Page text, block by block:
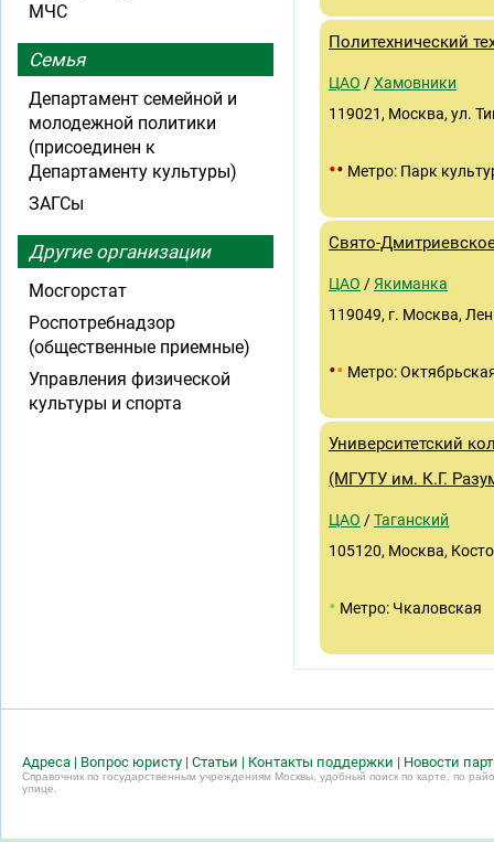
Политехнический
ЦАО /Хамовники
119021, Москва, ул.
•• Метро: Парк
Свято-
ЦАО / Якиманка
119049, г. Москва,
•• Метро:
Университетский
(МГУТУ им. К.Г.
ЦАО /Таганский
105120, Москва,
• Метро: Чкаловская
МЧС
Семья
Департамент семейной и
молодежной политики
(присоединен к
Департаменту культуры)
ЗАГСы
Другие организации
Мосгорстат
Роспотребнадзор
(общественные приемные)
Управления физической
культуры и спорта
Адреса | Вопрос юристу | Статьи | Контакты поддержки | Новости
Справочник по государственным учреждениям Москвы, удобный поиск по карте, по
улице.